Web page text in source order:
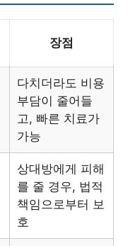
장점
다치더라도 비용
부담이 줄어들
고, 빠른 치료가
가능
상대방에게 피해
를 줄 경우, 법적
책임으로부터 보
호